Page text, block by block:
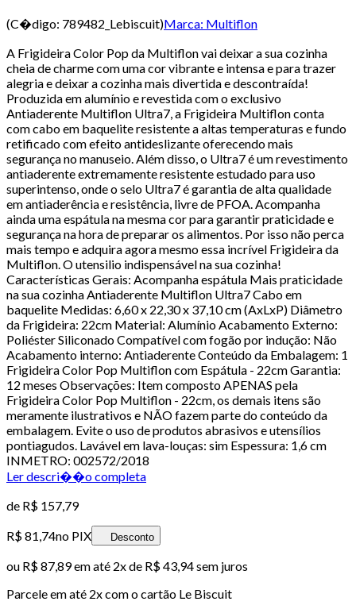
(C�digo: 789482_Lebiscuit)Marca: Multiflon
A Frigideira Color Pop da Multiflon vai deixar a sua cozinha
cheia de charme com uma cor vibrante e intensa e para trazer
alegria e deixar a cozinha mais divertida e descontraída!
Produzida em alumínio e revestida com o exclusivo
Antiaderente Multiflon Ultra7, a Frigideira Multiflon conta
com cabo em baquelite resistente a altas temperaturas e fundo
retificado com efeito antideslizante oferecendo mais
segurança no manuseio. Além disso, o Ultra7 é um revestimento
antiaderente extremamente resistente estudado para uso
superintenso, onde o selo Ultra7 é garantia de alta qualidade
em antiaderência e resistência, livre de PFOA. Acompanha
ainda uma espátula na mesma cor para garantir praticidade e
segurança na hora de preparar os alimentos. Por isso não perca
mais tempo e adquira agora mesmo essa incrível Frigideira da
Multiflon. O utensilio indispensável na sua cozinha!
Características Gerais: Acompanha espátula Mais praticidade
na sua cozinha Antiaderente Multiflon Ultra7 Cabo em
baquelite Medidas: 6,60 x 22,30 x 37,10 cm (AxLxP) Diâmetro
da Frigideira: 22cm Material: Alumínio Acabamento Externo:
Poliéster Siliconado Compatível com fogão por indução: Não
Acabamento interno: Antiaderente Conteúdo da Embalagem: 1
Frigideira Color Pop Multiflon com Espátula - 22cm Garantia:
12 meses Observações: Item composto APENAS pela
Frigideira Color Pop Multiflon - 22cm, os demais itens são
meramente ilustrativos e NÃO fazem parte do conteúdo da
embalagem. Evite o uso de produtos abrasivos e utensílios
pontiagudos. Lavável em lava-louças: sim Espessura: 1,6 cm
INMETRO: 002572/2018
Ler descri��o completa
de R$ 157,79
R$ 81,74no PIX Desconto
ou R$ 87,89em até 2x de R$ 43,94 sem juros
Parcele em até 2x com o cartão Le Biscuit